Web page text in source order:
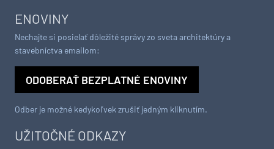
UŽITOČNÉ ODKAZY
ENOVINY
Nechajte si posielať dôležité správy zo sveta architektúry a
stavebníctva emailom:
ODOBERAŤ BEZPLATNÉ ENOVINY
Odber je možné kedykoľvek zrušiť jedným kliknutím.